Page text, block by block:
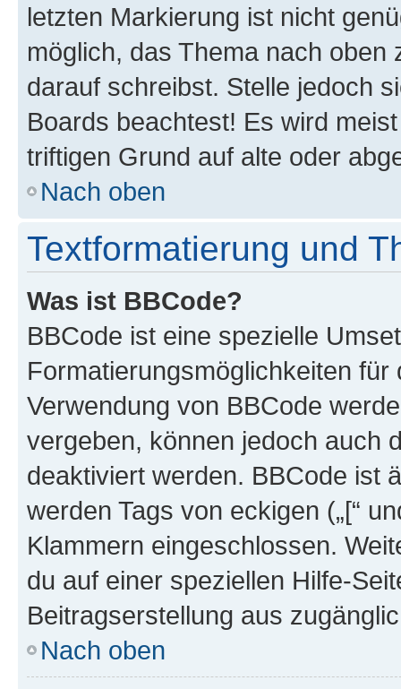
letzten Markierung ist nicht
möglich, das Thema nach oben
darauf schreibst. Stelle jedoch
Boards beachtest! Es wird
triftigen Grund auf alte oder
Nach oben
Textformatierung und
Was ist BBCode?
BBCode ist eine spezielle
Formatierungsmöglichkeiten
Verwendung von BBCode
vergeben, können jedoch auch
deaktiviert werden. BBCode ist
werden Tags von eckigen („[“
Klammern eingeschlossen.
du auf einer speziellen Hilfe-
Beitragserstellung aus
Nach oben